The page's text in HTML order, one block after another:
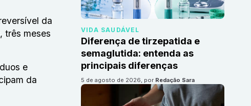
da
três meses
e
da
VIDA SAUDÁVEL
Diferença de tirzepatida e
semaglutida: entenda as
principais diferenças
5 de agosto de 2026, por Redação Sara